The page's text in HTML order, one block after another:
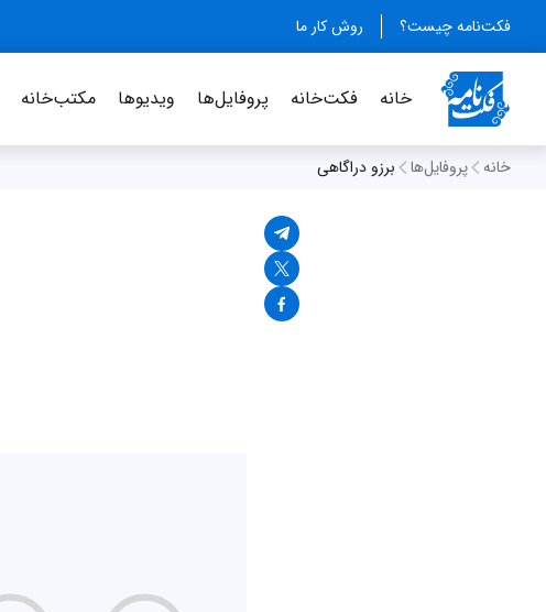
فکت‌نامه چیست؟ روش کار ما
خانه فکت‌خانه پروفایل‌ها ویدیو‌ها مکتب‌خانه
خانه پروفایل‌ها برزو دراگاهی